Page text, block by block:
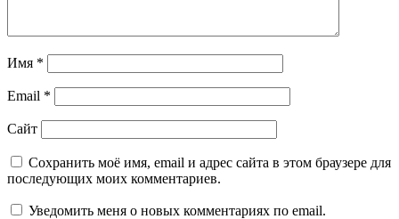
Имя *
Email *
Сайт
Сохранить моё имя, email и адрес сайта в этом браузере для
последующих моих комментариев.
Уведомить меня о новых комментариях по email.